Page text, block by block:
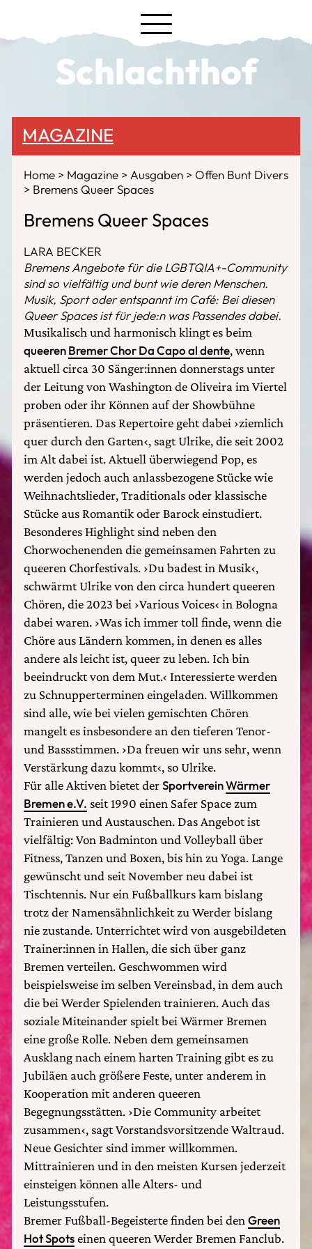
Schlachthof
MAGAZINE
Home Magazine Ausgaben
Offen Bunt Divers
Bremens Queer Spaces
Bremens Queer Spaces
LARA BECKER
Bremens Angebote für die LGBTQIA+-Community
sind so vielfältig und bunt wie deren Menschen.
Musik, Sport oder entspannt im Café: Bei diesen
Queer Spaces ist für jede:n was Passendes dabei.
Musikalisch und harmonisch klingt es beim
queerenBremer Chor Da Capo al dente, wenn
aktuell circa 30 Sänger:innen donnerstags unter
der Leitung von Washington de Oliveira im Viertel
proben oder ihr Können auf der Showbühne
präsentieren. Das Repertoire geht dabei ›ziemlich
quer durch den Garten‹, sagt Ulrike, die seit 2002
im Alt dabei ist. Aktuell überwiegend Pop, es
werden jedoch auch anlassbezogene Stücke wie
Weihnachtslieder, Traditionals oder klassische
Stücke aus Romantik oder Barock einstudiert.
Besonderes Highlight sind neben den
Chorwochenenden die gemeinsamen Fahrten zu
queeren Chorfestivals. ›Du badest in Musik‹,
schwärmt Ulrike von den circa hundert queeren
Chören, die 2023 bei ›Various Voices‹ in Bologna
dabei waren. ›Was ich immer toll finde, wenn die
Chöre aus Ländern kommen, in denen es alles
andere als leicht ist, queer zu leben. Ich bin
beeindruckt von dem Mut.‹ Interessierte werden
zu Schnupperterminen eingeladen. Willkommen
sind alle, wie bei vielen gemischten Chören
mangelt es insbesondere an den tieferen Tenor-
und Bassstimmen. ›Da freuen wir uns sehr, wenn
Verstärkung dazu kommt‹, so Ulrike.
Für alle Aktiven bietet derSportvereinWärmer
Bremen e.V. seit 1990 einen Safer Space zum
Trainieren und Austauschen. Das Angebot ist
vielfältig: Von Badminton und Volleyball über
Fitness, Tanzen und Boxen, bis hin zu Yoga. Lange
gewünscht und seit November neu dabei ist
Tischtennis. Nur ein Fußballkurs kam bislang
trotz der Namensähnlichkeit zu Werder bislang
nie zustande. Unterrichtet wird von ausgebildeten
Trainer:innen in Hallen, die sich über ganz
Bremen verteilen. Geschwommen wird
beispielsweise im selben Vereinsbad, in dem auch
die bei Werder Spielenden trainieren. Auch das
soziale Miteinander spielt bei Wärmer Bremen
eine große Rolle. Neben dem gemeinsamen
Ausklang nach einem harten Training gibt es zu
Jubiläen auch größere Feste, unter anderem in
Kooperation mit anderen queeren
Begegnungsstätten. ›Die Community arbeitet
zusammen‹, sagt Vorstandsvorsitzende Waltraud.
Neue Gesichter sind immer willkommen.
Mittrainieren und in den meisten Kursen jederzeit
einsteigen können alle Alters- und
Leistungsstufen.
Bremer Fußball-Begeisterte finden bei den Green
Hot Spotseinen queeren Werder Bremen Fanclub.